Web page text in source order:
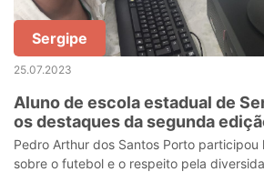
Sergipe
25.07.2023
Aluno de escola estadual de
os destaques da segunda
Game da Cidadania
Pedro Arthur dos Santos Porto
sobre o futebol e o respeito pela